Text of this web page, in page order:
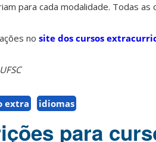
para cada modalidade. Todas
no site dos cursos
extra idiomas
para